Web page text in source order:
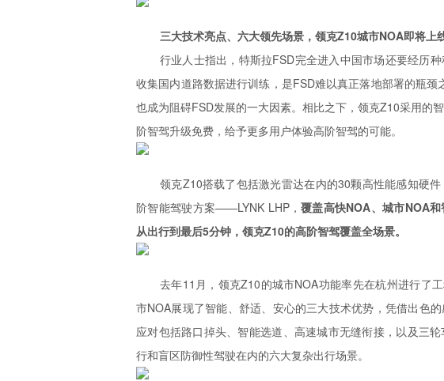
三大技术亮点、六大领先场景，领克Z10城市NOA即将上
行业人士指出，特斯拉FSD完全进入中国市场还要经历
收集国内道路数据进行训练，是FSD难以真正落地部署的瓶
也成为阻碍FSD发展的一大因素。相比之下，领克Z10采用的
阶智驾升级免费，给予更多用户体验高阶智驾的可能。
领克Z10搭载了包括激光雷达在内的30颗高性能感知硬
阶智能驾驶方案——LYNK LHP，覆盖高快NOA、城市NOA
从出行到最后5分钟，领克Z10的高阶智驾覆盖全场景。
去年11月，领克Z10的城市NOA功能率先在杭州进行了
市NOA展现了智能、舒适、安心的三大技术优势，凭借出色
应对包括路口掉头、智能选道、高速城市无缝衔接，以及三
行和盲区防御性驾驶在内的六大复杂出行场景。